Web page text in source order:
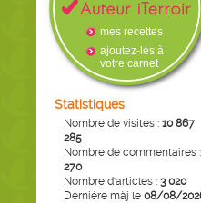
mes recettes
ajoutez-les à
votre carnet
Statistiques
Nombre de visites : 10 867
285
Nombre de commentaires :
270
Nombre d'articles : 3 020
Dernière màj le 08/08/